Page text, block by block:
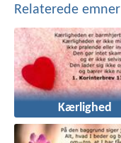
Relaterede emner
Kærlighed